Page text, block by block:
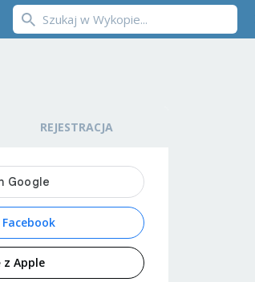
REJESTRACJA
z Apple